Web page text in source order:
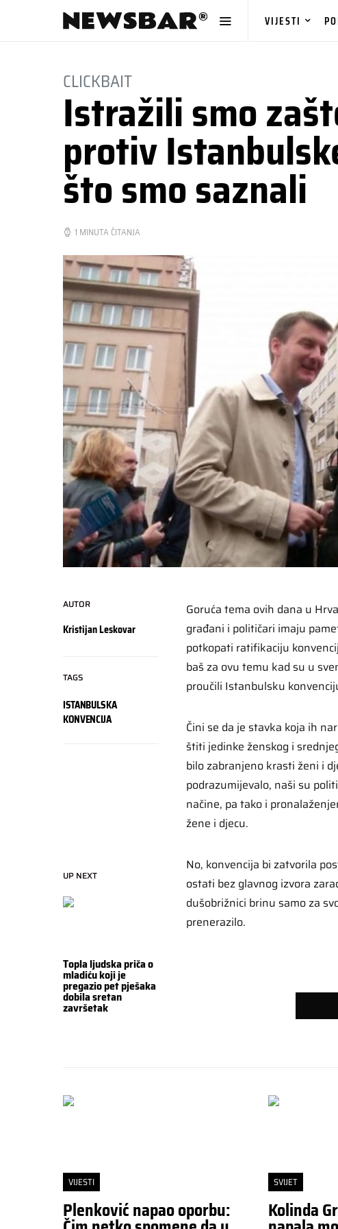
VIJESTI
CLICKBAIT
Istražili smo
protiv
što smo saznali
1 MINUTA ČITANJA
UP NEXT
Topla ljudska priča o
mladiću koji je
pregazio pet pješaka
dobila sretan
završetak
AUTOR
Kristijan Leskovar
TAGS
ISTANBULSKA
KONVENCIJA
Goruća tema ovih dana u
građani i političari imaju
potkopati ratifikaciju
baš za ovu temu kad su u
proučili Istanbulsku
Čini se da je stavka koja ih
štiti jedinke ženskog i
bilo zabranjeno krasti ženi i
podrazumijevalo, naši su
načine, pa tako i
žene i djecu.
No, konvencija bi zatvorila
ostati bez glavnog izvora
dušobrižnici brinu samo za
prenerazilo.
VIJESTI
Plenković napao oporbu:
SVIJET
Kolinda